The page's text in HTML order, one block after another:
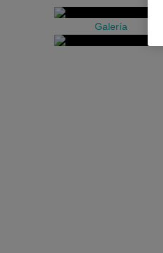
Galería